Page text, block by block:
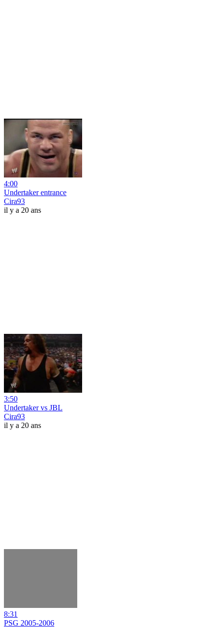
4:00
Undertaker entrance
Cira93
il y a 20 ans
3:50
Undertaker vs JBL
Cira93
il y a 20 ans
8:31
PSG 2005-2006